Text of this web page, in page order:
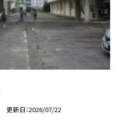
更新日 2026/07/22